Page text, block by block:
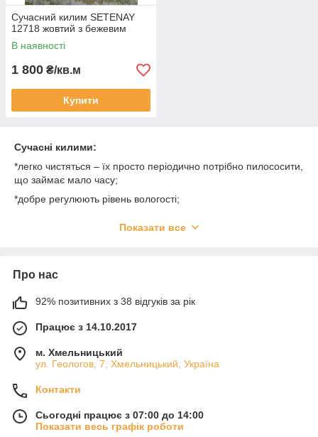
Сучасний килим SETENAY
12718 жовтий з бежевим
В наявності
1 800 ₴/кв.м
Купити
Сучасні килими:
*легко чистяться – їх просто періодично потрібно пилососити,
що займає мало часу;
*добре регулюють рівень вологості;
У нас:
*доступні ціни;
*широкий асортимент за розмірами;
*виготовлення з високоякісних матеріалів;
*компетентне вирішення ваших питань при виборі килима.
Показати все
Про нас
92% позитивних з 38 відгуків за рік
Працює з 14.10.2017
м. Хмельницький
ул. Геологов, 7, Хмельницький, Україна
Контакти
Сьогодні працює з 07:00 до 14:00
Показати весь графік роботи